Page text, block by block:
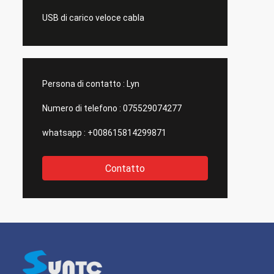
USB di carico veloce cabla
Persona di contatto : Lyn
Numero di telefono : 075529074277
whatsapp : +008615814299871
Contatto